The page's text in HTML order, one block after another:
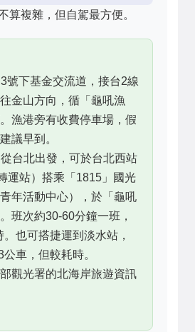
算複雜，但自駕最方便。
3號下基金交流道，接台2線
往金山方向，循「龜吼漁
漁港旁有收費停車場，假
議早到。
從台北出發，可於台北西站
運站）搭乘「1815」國光
年活動中心），於「龜吼
班次約30-60分鐘一班，
也可搭捷運到淡水站，
車，但較耗時。
部觀光署的北海岸旅遊資訊